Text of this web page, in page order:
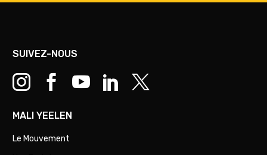
SUIVEZ-NOUS
MALI YEELEN
Le Mouvement